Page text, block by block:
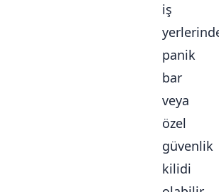
iş
panik
bar
veya
özel
güvenlik
kilidi